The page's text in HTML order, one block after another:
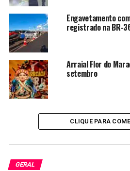
Engavetamento
registrado na BR-
Arraial Flor do
setembro
CLIQUE PARA
GERAL